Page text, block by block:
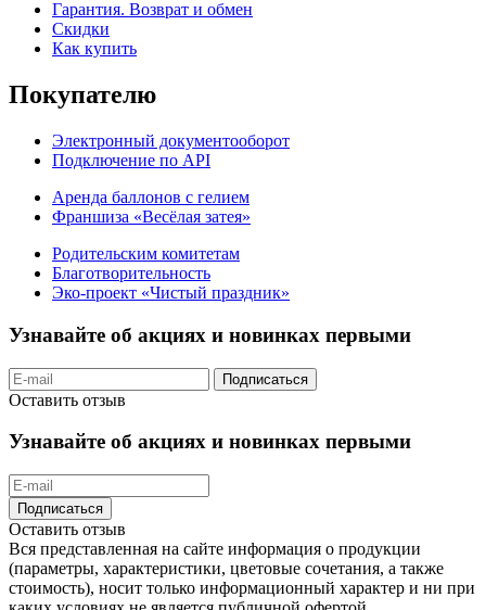
Гарантия. Возврат и обмен
Скидки
Как купить
Покупателю
Электронный документооборот
Подключение по API
Аренда баллонов с гелием
Франшиза «Весёлая затея»
Родительским комитетам
Благотворительность
Эко-проект «Чистый праздник»
Узнавайте об акциях и новинках первыми
Подписаться
Оставить отзыв
Узнавайте об акциях и новинках первыми
Подписаться
Оставить отзыв
Вся представленная на сайте информация о продукции
(параметры, характеристики, цветовые сочетания, а также
стоимость), носит только информационный характер и ни при